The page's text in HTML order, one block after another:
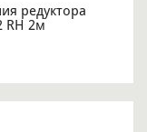
редуктора
RH 2м